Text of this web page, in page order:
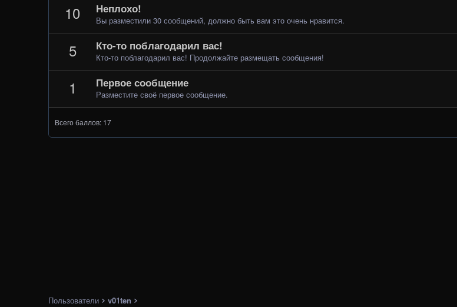
10 Неплохо!
Вы разместили 30 сообщений, должно быть вам это очень нравится.
5 Кто-то поблагодарил вас!
Кто-то поблагодарил вас! Продолжайте размещать сообщения!
1 Первое сообщение
Разместите своё первое сообщение.
Всего баллов: 17
Пользователи v01ten